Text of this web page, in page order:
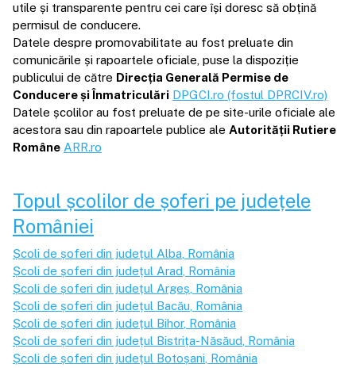
utile și transparente pentru cei care își doresc să obțină
permisul de conducere.
Datele despre promovabilitate au fost preluate din
comunicările și rapoartele oficiale, puse la dispoziție
publicului de către Direcția Generală Permise de
Conducere și Înmatriculări DPGCI.ro (fostul DPRCIV.ro)
Datele școlilor au fost preluate de pe site-urile oficiale ale
acestora sau din rapoartele publice ale Autorității Rutiere
Române ARR.ro
Topul școlilor de șoferi pe județele
României
Școli de șoferi din județul Alba , România
Școli de șoferi din județul Arad , România
Școli de șoferi din județul Argeș , România
Școli de șoferi din județul Bacău , România
Școli de șoferi din județul Bihor, România
Școli de șoferi din județul Bistrița-Năsăud , România
Școli de șoferi din județul Botoșani , România